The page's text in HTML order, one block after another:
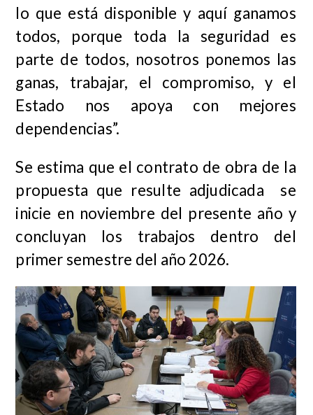
lo que está disponible y aquí ganamos
todos, porque toda la seguridad es
parte de todos, nosotros ponemos las
ganas, trabajar, el compromiso, y el
Estado nos apoya con mejores
dependencias”.
Se estima que el contrato de obra de la
propuesta que resulte adjudicada se
inicie en noviembre del presente año y
concluyan los trabajos dentro del
primer semestre del año 2026.